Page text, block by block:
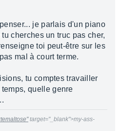
je parlais d'un piano
cherches un truc pas cher,
toi peut-être sur les
mal à court terme.
tu comptes travailler
quelle genre
target="_blank">my-ass-